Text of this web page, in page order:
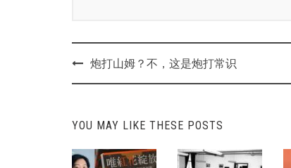
Post炮打山姆？不，这是炮打常识
YOU MAY LIKE THESE POSTS